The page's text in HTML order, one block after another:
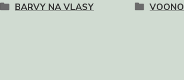
BARVY NA VLASY VOONO